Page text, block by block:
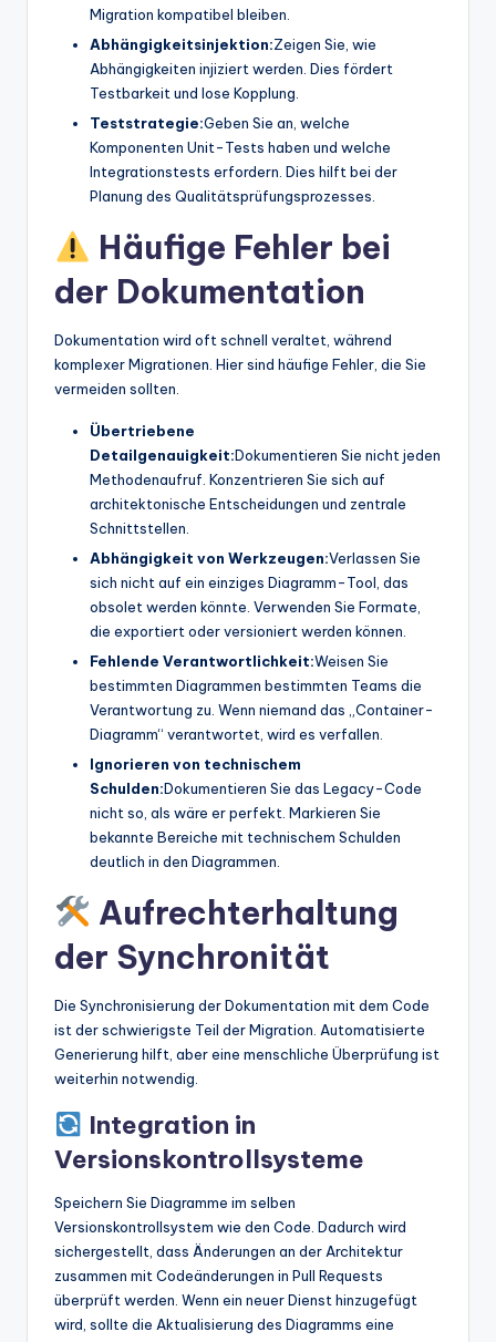
Migration kompatibel bleiben.
Abhängigkeitsinjektion:Zeigen Sie, wie
Abhängigkeiten injiziert werden. Dies fördert
Testbarkeit und lose Kopplung.
Teststrategie:Geben Sie an, welche
Komponenten Unit-Tests haben und welche
Integrationstests erfordern. Dies hilft bei der
Planung des Qualitätsprüfungsprozesses.
Häufige Fehler bei
der Dokumentation
Dokumentation wird oft schnell veraltet, während
komplexer Migrationen. Hier sind häufige Fehler, die Sie
vermeiden sollten.
Übertriebene
Detailgenauigkeit:Dokumentieren Sie nicht jeden
Methodenaufruf. Konzentrieren Sie sich auf
architektonische Entscheidungen und zentrale
Schnittstellen.
Abhängigkeit von Werkzeugen:Verlassen Sie
sich nicht auf ein einziges Diagramm-Tool, das
obsolet werden könnte. Verwenden Sie Formate,
die exportiert oder versioniert werden können.
Fehlende Verantwortlichkeit:Weisen Sie
bestimmten Diagrammen bestimmten Teams die
Verantwortung zu. Wenn niemand das „Container-
Diagramm“ verantwortet, wird es verfallen.
Ignorieren von technischem
Schulden:Dokumentieren Sie das Legacy-Code
nicht so, als wäre er perfekt. Markieren Sie
bekannte Bereiche mit technischem Schulden
deutlich in den Diagrammen.
Aufrechterhaltung
der Synchronität
Die Synchronisierung der Dokumentation mit dem Code
ist der schwierigste Teil der Migration. Automatisierte
Generierung hilft, aber eine menschliche Überprüfung ist
weiterhin notwendig.
Integration in
Versionskontrollsysteme
Speichern Sie Diagramme im selben
Versionskontrollsystem wie den Code. Dadurch wird
sichergestellt, dass Änderungen an der Architektur
zusammen mit Codeänderungen in Pull Requests
überprüft werden. Wenn ein neuer Dienst hinzugefügt
wird, sollte die Aktualisierung des Diagramms eine